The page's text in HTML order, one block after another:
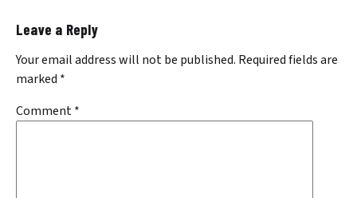
Leave a Reply
Your email address will not be published. Required fields are
marked *
Comment*